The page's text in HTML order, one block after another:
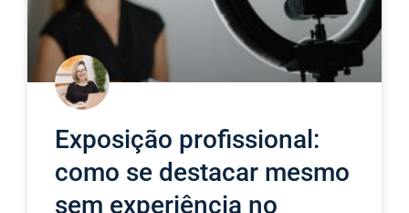
Exposição profissional:
como se destacar mesmo
sem experiência no